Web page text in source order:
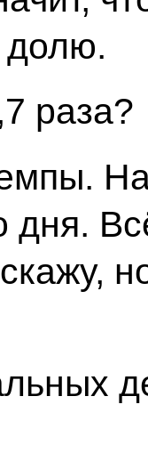
долю.
раза?
дня.